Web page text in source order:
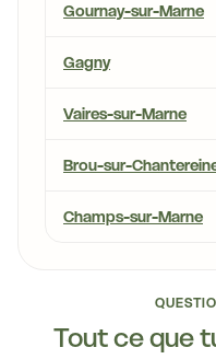
Gournay-sur-Marne
Gagny
Vaires-sur-Marne
Brou-sur-
Champs-sur-Marne
Tout ce que